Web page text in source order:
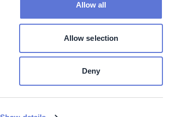
Allow all
Allow selection
Deny